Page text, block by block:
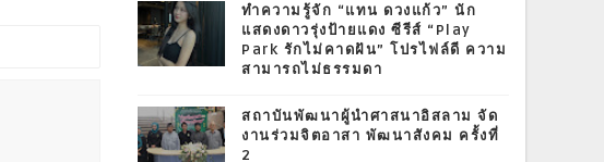
ทำความรู้จัก “แทน ดวงแก้ว” นัก
แสดงดาวรุ่งป้ายแดง ซีรีส์ “Play
Park รักไม่คาดฝัน” โปรไฟล์ดี ความ
สามารถไม่ธรรมดา
สถาบันพัฒนาผู้นำศาสนาอิสลาม จัด
งานร่วมจิตอาสา พัฒนาสังคม ครั้งที่
2